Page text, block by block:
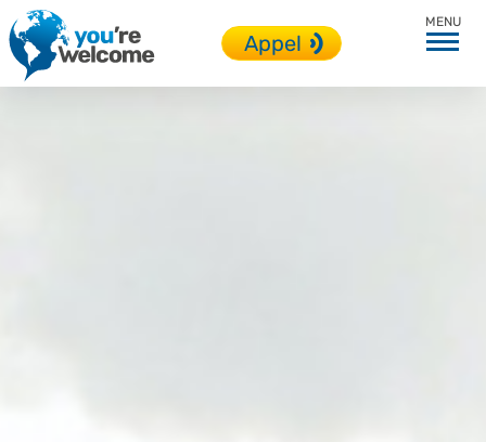
Appel
Toutes nos destinations